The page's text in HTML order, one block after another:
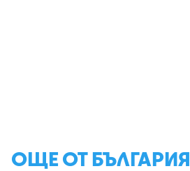
ОЩЕ ОТ БЪЛГАРИЯ